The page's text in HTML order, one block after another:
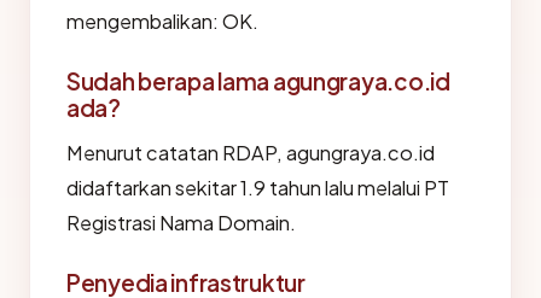
mengembalikan: OK.
Sudah berapa lama agungraya.co.id
ada?
Menurut catatan RDAP, agungraya.co.id
didaftarkan sekitar 1.9 tahun lalu melalui PT
Registrasi Nama Domain.
Penyedia infrastruktur